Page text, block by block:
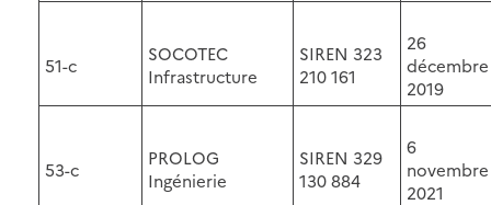
51-c
SOCOTEC
Infrastructure
SIREN 323
210 161
26
décembre
2019
53-c
PROLOG
Ingénierie
SIREN 329
130 884
6
novembre
2021